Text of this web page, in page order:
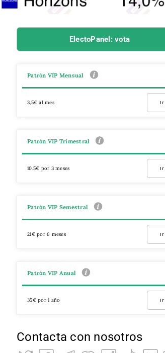
ElectoPanel: vota
Patrón VIP Mensual
3,5€ al mes Ir
Patrón VIP Trimestral
10,5€ por 3 meses Ir
Patrón VIP Semestral
21€ por 6 meses Ir
Patrón VIP Anual
35€ por 1 año Ir
Contacta con nosotros